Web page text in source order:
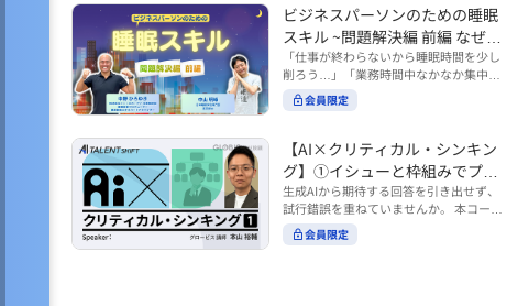
ジメント編（第4回〜7回）：AI時代のリ
ーダーシップや組織変革を中心に学ぶコ
ース ・機能別戦略編（第8回〜12回）：
AI時代における機能別での戦略のあり方
を中心に学ぶコース より実践的なAIツー
ルの活用法について学びたい方は『AI W
earch?tag=AI%E3%83%AF%E3%83%B
C%E3%82%AF%E3%82%B7%E3%83%
95%E3%83%88 ※本コースは、AIのマネ
ジメント活用を学ぶ「AIビジネスシフ
ト」シリーズの一環として提供していま
す。 ※本動画は、制作時点の情報に基づ
6月制作）
を客観的に評価し、改善できるAI活用法
も紹介。大事な場面で「心を動かす」プ
レゼンをしたい方におすすめです。関連
コース「プレゼンテーションスキル」も
併せてご覧ください。 ▼プレゼン動画分
析プロンプト（辛口） https://hodai.glo
bis.co.jp/learning_documents/6f976cd
ル https://unlimited.globis.co.jp/ja/co
urses/598f3254/ ※本コースは、AI時代
のビジネススキルを学ぶ「AIタレントシ
フト」シリーズの一環として提供してい
ます。 https://unlimited.globis.co.jp/j
a/tags/AI%E3%82%BF%E3%83%AC%E
ビジネスパーソンのための睡眠
スキル ~問題解決編 前編 なぜ眠
れないのか？~
「仕事が終わらないから睡眠時間を少し
削ろう…」「業務時間中なかなか集中で
きない…」「毎日朝起きるのがつら
い…」。 あなたはこのような経験をした
トの時間をやりくりするために、真っ先
に削りがちなのが「睡眠」時間。 実は
今、日本社会は世界と比較して「最も眠
らない国」だということもわかってきて
います。 慢性的な睡眠不足は、心身の健
康に悪影響なだけでなく、仕事のパフォ
ーマンスにも当然大きな影響を与え、社
会員限定
【AI×クリティカル・シンキン
グ】①イシューと枠組みでプロ
ンプトを磨く
生成AIから期待する回答を引き出せず、
試行錯誤を重ねていませんか。 本コース
では、生成AI活用の質を高める鍵とし
て、クリティカル・シンキングの視点か
会員限定